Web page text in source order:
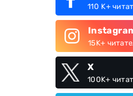
110 K+
15K+
X
100K+